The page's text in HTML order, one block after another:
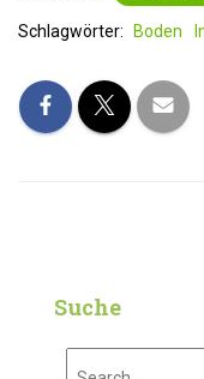
Schlagwörter: Boden
Suche